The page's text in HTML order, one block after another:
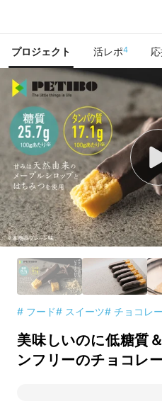
プロジェクト 活レポ4
# フード# スイーツ# チョコレ
美味しいのに低糖質
ンフリーのチョコレ